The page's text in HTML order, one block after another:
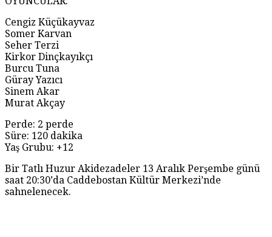
Cengiz Küçükayvaz
Somer Karvan
Seher Terzi
Kirkor Dinçkayıkçı
Burcu Tuna
Güray Yazıcı
Sinem Akar
Murat Akçay
Perde: 2 perde
Süre: 120 dakika
Yaş Grubu: +12
Bir Tatlı Huzur Akidezadeler 13 Aralık Perşembe günü
saat 20:30’da Caddebostan Kültür Merkezi’nde
sahnelenecek.